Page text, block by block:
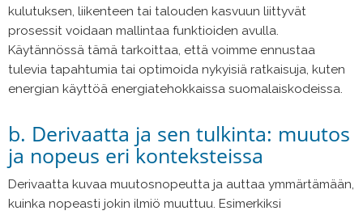
kulutuksen, liikenteen tai talouden kasvuun liittyvät
prosessit voidaan mallintaa funktioiden avulla.
Käytännössä tämä tarkoittaa, että voimme ennustaa
tulevia tapahtumia tai optimoida nykyisiä ratkaisuja, kuten
energian käyttöä energiatehokkaissa suomalaiskodeissa.
b. Derivaatta ja sen tulkinta: muutos
ja nopeus eri konteksteissa
Derivaatta kuvaa muutosnopeutta ja auttaa ymmärtämään,
kuinka nopeasti jokin ilmiö muuttuu. Esimerkiksi